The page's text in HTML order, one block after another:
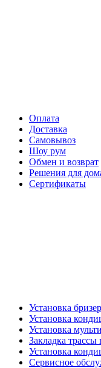
Оплата
Доставка
Самовывоз
Шоу рум
Обмен и возврат
Решения для
Сертификаты
Установка
Установка
Установка
Закладка
Установка
Сервисное